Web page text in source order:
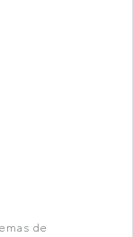
de